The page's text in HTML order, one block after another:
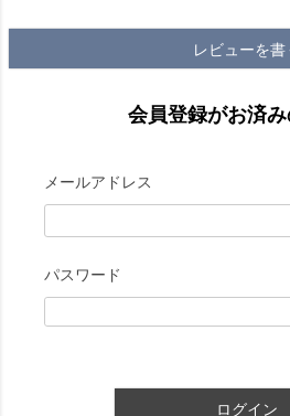
レビューを書
会員登録がお済
メールアドレス
パスワード
ログイン